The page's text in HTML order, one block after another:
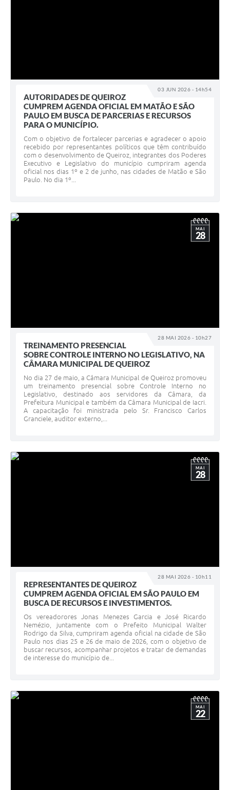
03 JUN 2026 - 14h54
AUTORIDADES DE QUEIROZ
CUMPREM AGENDA OFICIAL EM MATÃO E SÃO
PAULO EM BUSCA DE PARCERIAS E RECURSOS
PARA O MUNICÍPIO.
Com o objetivo de fortalecer parcerias e agradecer o apoio
recebido por representantes políticos que têm contribuído
com o desenvolvimento de Queiroz, integrantes dos Poderes
Executivo e Legislativo do município cumpriram agenda
oficial nos dias 1º e 2 de junho, nas cidades de Matão e São
Paulo. No dia 1º...
28 MAI 2026 - 10h27
MAI
28
TREINAMENTO PRESENCIAL
SOBRE CONTROLE INTERNO NO LEGISLATIVO, NA
CÂMARA MUNICIPAL DE QUEIROZ
No dia 27 de maio, a Câmara Municipal de Queiroz promoveu
um treinamento presencial sobre Controle Interno no
Legislativo, destinado aos servidores da Câmara, da
Prefeitura Municipal e também da Câmara Municipal de Iacri.
A capacitação foi ministrada pelo Sr. Francisco Carlos
Granciele, auditor externo,...
28 MAI 2026 - 10h11
MAI
28
REPRESENTANTES DE QUEIROZ
CUMPREM AGENDA OFICIAL EM SÃO PAULO EM
BUSCA DE RECURSOS E INVESTIMENTOS.
Os vereadorores Jonas Menezes Garcia e José Ricardo
Nemézio, juntamente com o Prefeito Municipal Walter
Rodrigo da Silva, cumpriram agenda oficial na cidade de São
Paulo nos dias 25 e 26 de maio de 2026, com o objetivo de
buscar recursos, acompanhar projetos e tratar de demandas
de interesse do município de...
MAI
22